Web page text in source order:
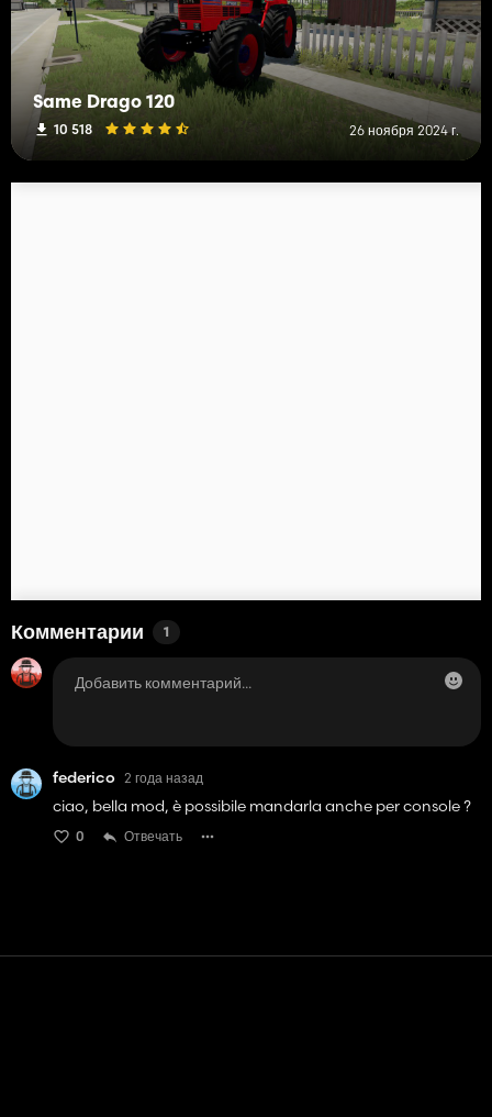
Same Drago 120
10 518 26 ноября 2024 г.
Комментарии 1
federico 2 года назад
ciao, bella mod, è possibile mandarla anche per console ?
0 Отвечать